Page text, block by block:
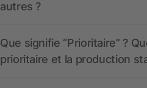
autres ?
Que signifie “Prioritaire” ?
prioritaire et la production